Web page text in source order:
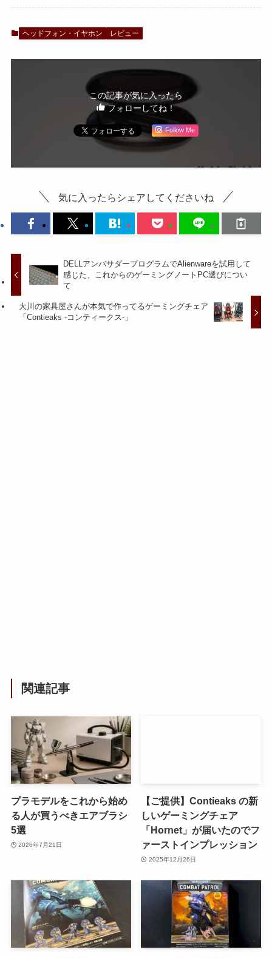
ヘッドフォン・イヤホン レビュー
この記事が気に入ったら
フォローしてね！
Follow Me
気に入ったらシェアしてくださいね
DELLアンバサダープログラムでAlienwareを試用して
感じた、これからのゲーミングノートPC選びについ
て
大川の家具屋さんが本気で作ってるゲーミングチェア
「Contieaks -コンティークス-」
関連記事
プラモデルをこれから始め
る人が買うべきエアブラシ
5選
2026年7月21日
【ご提供】Contieaks の新
しいゲーミングチェア
「Hornet」が届いたのでフ
ァーストインプレッション
2025年12月26日